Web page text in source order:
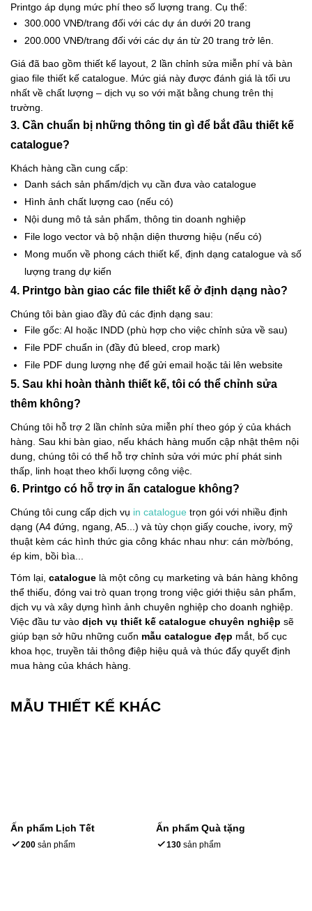
Printgo áp dụng mức phí theo số lượng trang. Cụ thể:
300.000 VNĐ/trang đối với các dự án dưới 20 trang
200.000 VNĐ/trang đối với các dự án từ 20 trang trở lên.
Giá đã bao gồm thiết kế layout, 2 lần chỉnh sửa miễn phí và bàn
giao file thiết kế catalogue. Mức giá này được đánh giá là tối ưu
nhất về chất lượng – dịch vụ so với mặt bằng chung trên thị
trường.
3. Cần chuẩn bị những thông tin gì để bắt đầu thiết kế
catalogue?
Khách hàng cần cung cấp:
Danh sách sản phẩm/dịch vụ cần đưa vào catalogue
Hình ảnh chất lượng cao (nếu có)
Nội dung mô tả sản phẩm, thông tin doanh nghiệp
File logo vector và bộ nhận diện thương hiệu (nếu có)
Mong muốn về phong cách thiết kế, định dạng catalogue và số
lượng trang dự kiến
4. Printgo bàn giao các file thiết kế ở định dạng nào?
Chúng tôi bàn giao đầy đủ các định dạng sau:
File gốc: AI hoặc INDD (phù hợp cho việc chỉnh sửa về sau)
File PDF chuẩn in (đầy đủ bleed, crop mark)
File PDF dung lượng nhẹ để gửi email hoặc tải lên website
5. Sau khi hoàn thành thiết kế, tôi có thể chỉnh sửa
thêm không?
Chúng tôi hỗ trợ 2 lần chỉnh sửa miễn phí theo góp ý của khách
hàng. Sau khi bàn giao, nếu khách hàng muốn cập nhật thêm nội
dung, chúng tôi có thể hỗ trợ chỉnh sửa với mức phí phát sinh
thấp, linh hoạt theo khối lượng công việc.
6. Printgo có hỗ trợ in ấn catalogue không?
Chúng tôi cung cấp dịch vụ in catalogue trọn gói với nhiều định
dạng (A4 đứng, ngang, A5...) và tùy chọn giấy couche, ivory, mỹ
thuật kèm các hình thức gia công khác nhau như: cán mờ/bóng,
ép kim, bồi bìa...
Tóm lại, catalogue là một công cụ marketing và bán hàng không
thể thiếu, đóng vai trò quan trọng trong việc giới thiệu sản phẩm,
dịch vụ và xây dựng hình ảnh chuyên nghiệp cho doanh nghiệp.
Việc đầu tư vào dịch vụ thiết kế catalogue chuyên nghiệp sẽ
giúp bạn sở hữu những cuốn mẫu catalogue đẹp mắt, bố cục
khoa học, truyền tải thông điệp hiệu quả và thúc đẩy quyết định
mua hàng của khách hàng.
MẪU THIẾT KẾ KHÁC
Ấn phẩm Lịch Tết
200 sản phẩm
Ấn phẩm Quà tặng
130 sản phẩm